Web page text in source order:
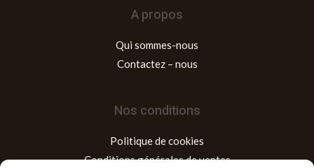
A propos
Qui sommes-nous
Contactez – nous
Nos conditions
Politique de cookies
Conditions générales de ventes